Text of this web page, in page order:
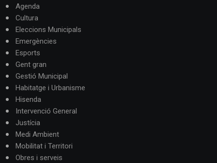
Agenda
Cultura
Eleccions Municipals
Emergències
Esports
Gent gran
Gestió Municipal
Habitatge i Urbanisme
Hisenda
Intervenció General
Justícia
Medi Ambient
Mobilitat i Territori
Obres i serveis